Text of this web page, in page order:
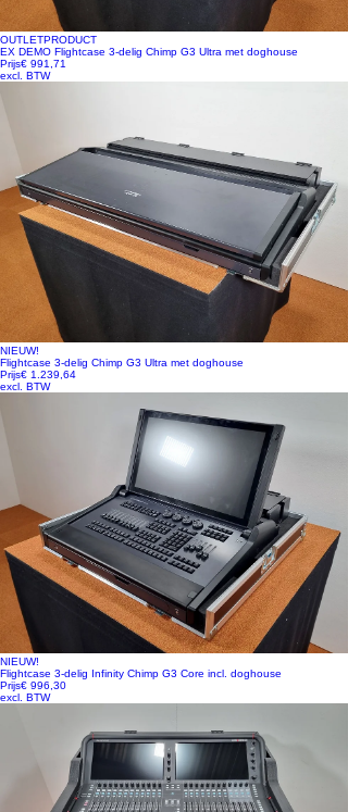
OUTLETPRODUCT
EX DEMO Flightcase 3-delig Chimp G3 Ultra met doghouse
Prijs€ 991,71
excl. BTW
NIEUW!
Flightcase 3-delig Chimp G3 Ultra met doghouse
Prijs€ 1.239,64
excl. BTW
NIEUW!
Flightcase 3-delig Infinity Chimp G3 Core incl. doghouse
Prijs€ 996,30
excl. BTW